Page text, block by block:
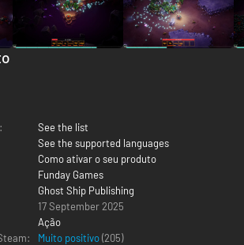
See the list
See the supported languages
Como ativar o seu produto
Funday Games
Ghost Ship Publishing
17 September 2025
Ação
Muito positivo(205)